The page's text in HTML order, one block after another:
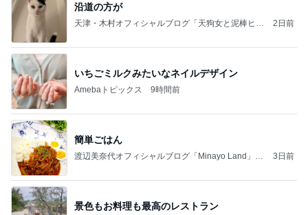
沿道の方が
天津・木村オフィシャルブログ「天狗女と泥棒ヒゲ
2日前
いちごミルクみたいなネイルデザイン
Amebaトピックス 9時間前
簡単ごはん
渡辺美奈代オフィシャルブログ「Minayo Land」P
3日前
景色もお料理も最高のレストラン